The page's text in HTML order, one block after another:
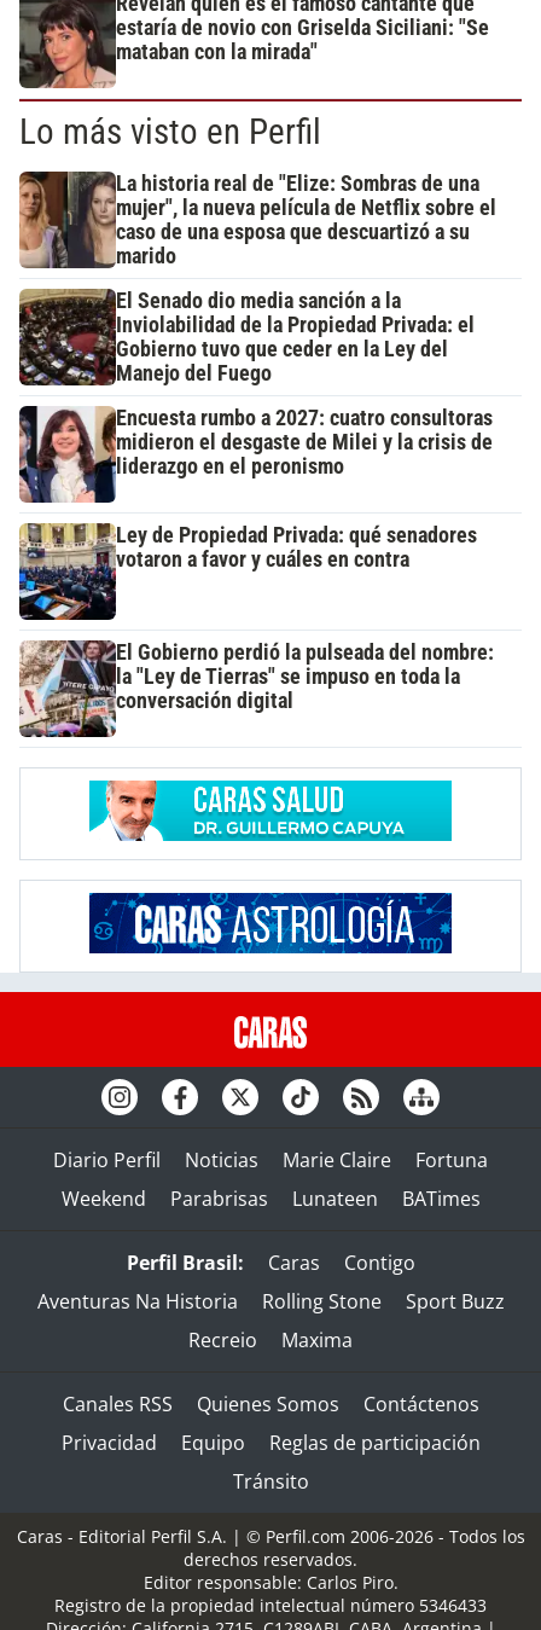
estaría de novio con Griselda Siciliani: "Se
mataban con la mirada"
Lo más visto en Perfil
La historia real de "Elize: Sombras de una
mujer", la nueva película de Netflix sobre el
caso de una esposa que descuartizó a su
marido
El Senado dio media sanción a la
Inviolabilidad de la Propiedad Privada: el
Gobierno tuvo que ceder en la Ley del
Manejo del Fuego
Encuesta rumbo a 2027: cuatro consultoras
midieron el desgaste de Milei y la crisis de
liderazgo en el peronismo
Ley de Propiedad Privada: qué senadores
votaron a favor y cuáles en contra
El Gobierno perdió la pulseada del nombre:
la "Ley de Tierras" se impuso en toda la
conversación digital
Diario Perfil Noticias Marie Claire
Fortuna
Weekend
Parabrisas Lunateen BATimes
Perfil Brasil: Caras
Contigo
Aventuras Na Historia
Rolling Stone
Sport Buzz
Recreio
Maxima
Canales RSS Quienes Somos
Contáctenos
Privacidad
Equipo
Reglas de participación
Tránsito
Caras - Editorial Perfil S.A. | © Perfil.com 2006-2026 - Todos los
derechos reservados.
Editor responsable: Carlos Piro.
Registro de la propiedad intelectual número 5346433